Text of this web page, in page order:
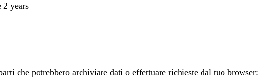
2 years
che potrebbero archiviare dati o effettuare richieste dal tuo browser: